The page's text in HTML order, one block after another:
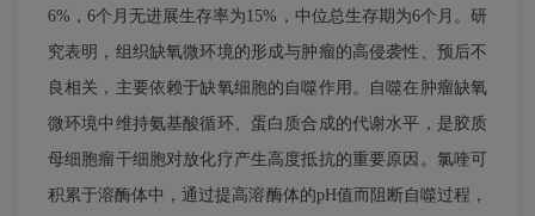
6%，6个月无进展生存率为15%，中位总生存期为6个月。研
究表明，组织缺氧微环境的形成与肿瘤的高侵袭性、预后不
良相关，主要依赖于缺氧细胞的自噬作用。自噬在肿瘤缺氧
微环境中维持氨基酸循环、蛋白质合成的代谢水平，是胶质
母细胞瘤干细胞对放化疗产生高度抵抗的重要原因。氯喹可
积累于溶酶体中，通过提高溶酶体的pH值而阻断自噬过程，